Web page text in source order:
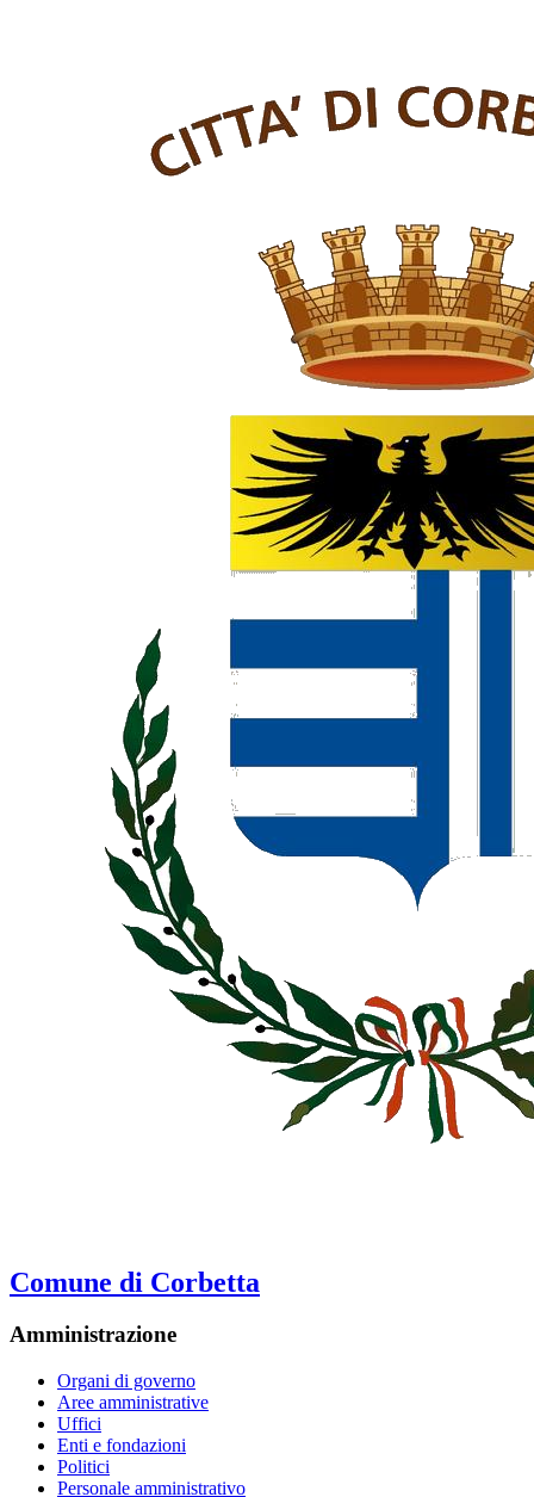
Comune di Corbetta
Amministrazione
Organi di governo
Aree amministrative
Uffici
Enti e fondazioni
Politici
Personale amministrativo